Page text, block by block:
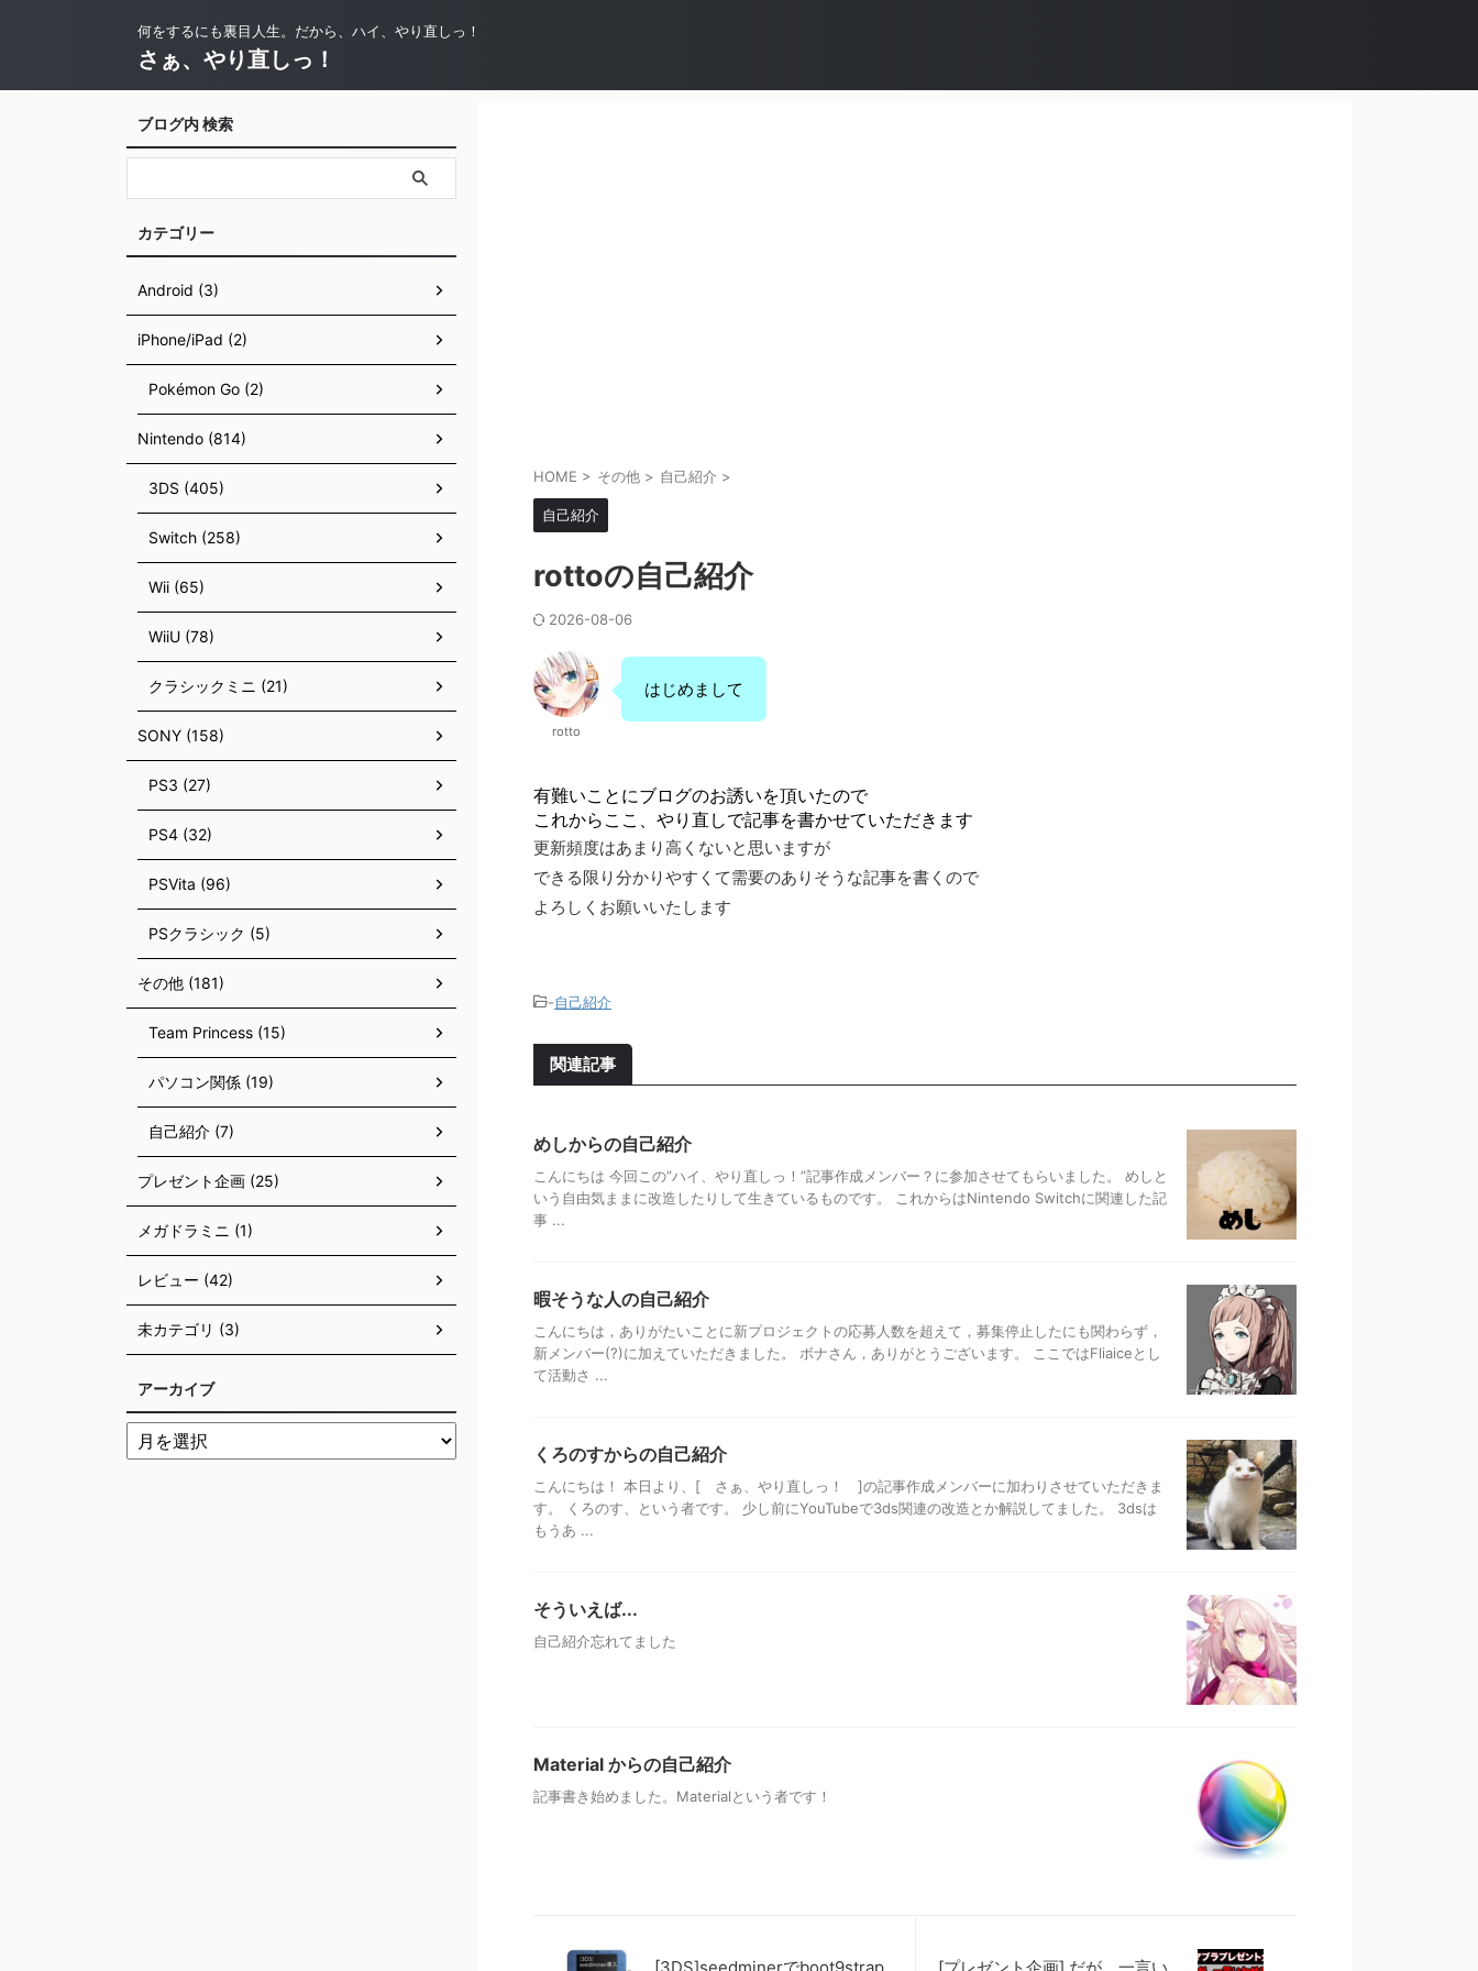
何をするにも裏目人生。だから、ハイ、やり直しっ！
さぁ、やり直しっ！
HOME > その他 > 自己紹介 >
自己紹介
rottoの自己紹介
2026-08-06
rotto
はじめまして
有難いことにブログのお誘いを頂いたので
これからここ、やり直しで記事を書かせていただきます
更新頻度はあまり高くないと思いますが
できる限り分かりやすくて需要のありそうな記事を書くので
よろしくお願いいたします
-自己紹介
関連記事
めしからの自己紹介
こんにちは 今回この”ハイ、やり直しっ！”記事作成メンバー？に参加させてもらいました。 めしと
いう自由気ままに改造したりして生きているものです。 これからはNintendo Switchに関連した記
事 ...
暇そうな人の自己紹介
こんにちは，ありがたいことに新プロジェクトの応募人数を超えて，募集停止したにも関わらず，
新メンバー(?)に加えていただきました。 ボナさん，ありがとうございます。 ここではFliaiceとし
て活動さ ...
くろのすからの自己紹介
こんにちは！ 本日より、[ さぁ、やり直しっ！ ]の記事作成メンバーに加わりさせていただきま
す。 くろのす、という者です。 少し前にYouTubeで3ds関連の改造とか解説してました。 3dsは
もうあ ...
そういえば...
自己紹介忘れてました
Material からの自己紹介
記事書き始めました。Materialという者です！
ブログ内 検索
カテゴリー
Android (3)
iPhone/iPad (2)
Pokémon Go (2)
Nintendo (814)
3DS (405)
Switch (258)
Wii (65)
WiiU (78)
クラシックミニ (21)
SONY (158)
PS3 (27)
PS4 (32)
PSVita (96)
PSクラシック (5)
その他 (181)
Team Princess (15)
パソコン関係 (19)
自己紹介 (7)
プレゼント企画 (25)
メガドラミニ (1)
レビュー (42)
未カテゴリ (3)
アーカイブ